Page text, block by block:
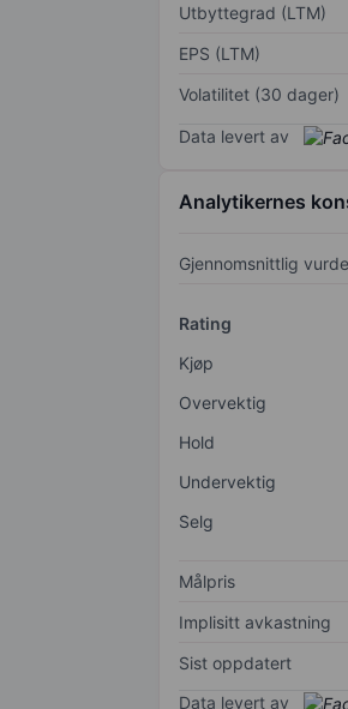
Utbyttegrad (LTM)
EPS (LTM)
Volatilitet (30 dager)
Data levert av
Analytikernes
Gjennomsnittlig
Rating
Kjøp
Overvektig
Hold
Undervektig
Selg
Målpris
Implisitt avkastning
Sist oppdatert
Data levert av